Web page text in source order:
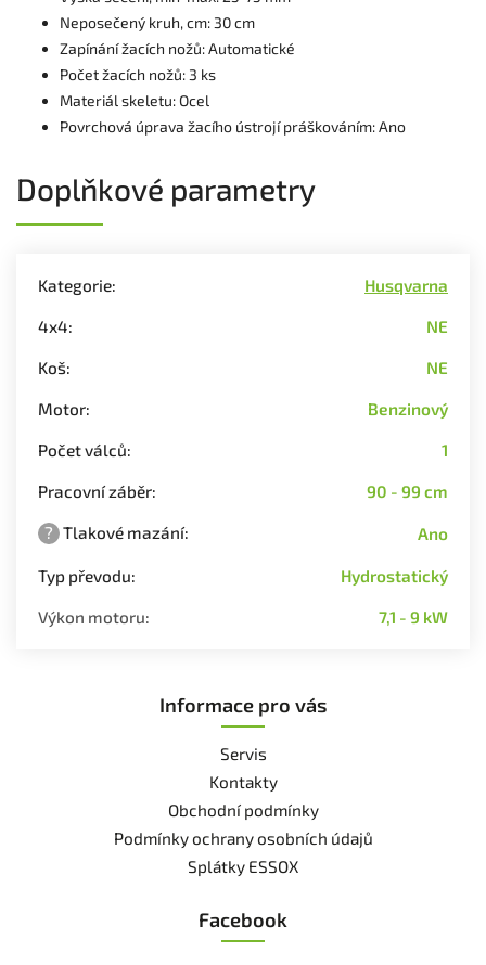
Neposečený kruh, cm: 30 cm
Zapínání žacích nožů: Automatické
Počet žacích nožů: 3 ks
Materiál skeletu: Ocel
Povrchová úprava žacího ústrojí práškováním: Ano
Doplňkové parametry
Kategorie: Husqvarna
4x4: NE
Koš: NE
Motor: Benzinový
Počet válců: 1
Pracovní záběr: 90 - 99 cm
? Tlakové mazání: Ano
Typ převodu: Hydrostatický
Výkon motoru: 7,1 - 9 kW
Informace pro vás
Servis
Kontakty
Obchodní podmínky
Podmínky ochrany osobních údajů
Splátky ESSOX
Facebook